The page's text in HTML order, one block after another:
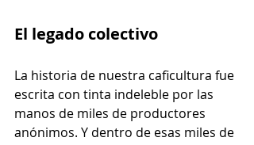
El legado colectivo
La historia de nuestra caficultura fue
escrita con tinta indeleble por las
manos de miles de productores
anónimos. Y dentro de esas miles de